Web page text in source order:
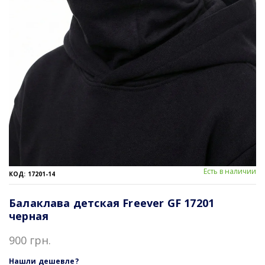
КОД: 17201-14 Есть в наличии
Балаклава детская Freever GF 17201
черная
900 грн.
Нашли дешевле?